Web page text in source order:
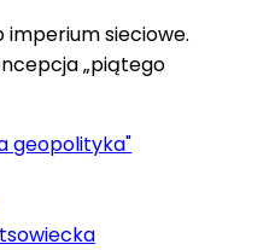
geopolityka"